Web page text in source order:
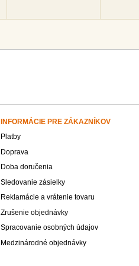
INFORMÁCIE PRE ZÁKAZNÍKOV
Platby
Doprava
Doba doručenia
Sledovanie zásielky
Reklamácie a vrátenie tovaru
Zrušenie objednávky
Spracovanie osobných údajov
Medzinárodné objednávky